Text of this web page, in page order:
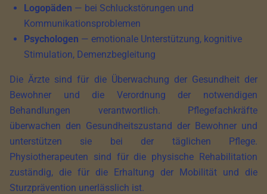
Logopäden — bei Schluckstörungen und
Kommunikationsproblemen
Psychologen — emotionale Unterstützung, kognitive
Stimulation, Demenzbegleitung
Die Ärzte sind für die Überwachung der Gesundheit der
Bewohner und die Verordnung der notwendigen
Behandlungen verantwortlich. Pflegefachkräfte
überwachen den Gesundheitszustand der Bewohner und
unterstützen sie bei der täglichen Pflege.
Physiotherapeuten sind für die physische Rehabilitation
zuständig, die für die Erhaltung der Mobilität und die
Sturzprävention unerlässlich ist.